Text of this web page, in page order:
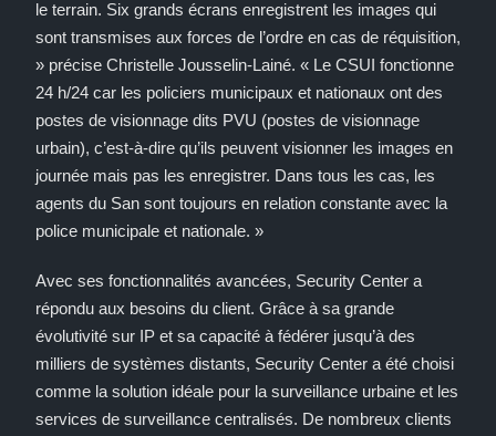
le terrain. Six grands écrans enregistrent les images qui
sont transmises aux forces de l’ordre en cas de réquisition,
» précise Christelle Jousselin-Lainé. « Le CSUI fonctionne
24 h/24 car les policiers municipaux et nationaux ont des
postes de visionnage dits PVU (postes de visionnage
urbain), c’est-à-dire qu’ils peuvent visionner les images en
journée mais pas les enregistrer. Dans tous les cas, les
agents du San sont toujours en relation constante avec la
police municipale et nationale. »
Avec ses fonctionnalités avancées, Security Center a
répondu aux besoins du client. Grâce à sa grande
évolutivité sur IP et sa capacité à fédérer jusqu’à des
milliers de systèmes distants, Security Center a été choisi
comme la solution idéale pour la surveillance urbaine et les
services de surveillance centralisés. De nombreux clients